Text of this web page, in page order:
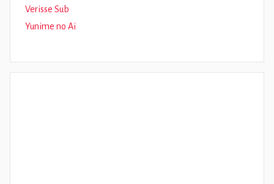
Verisse Sub
Yunime no Ai